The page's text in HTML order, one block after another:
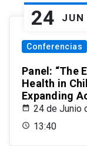
24 JUN
Conferencias
Panel: “The
Health in
Expanding
24 de Junio
13:40